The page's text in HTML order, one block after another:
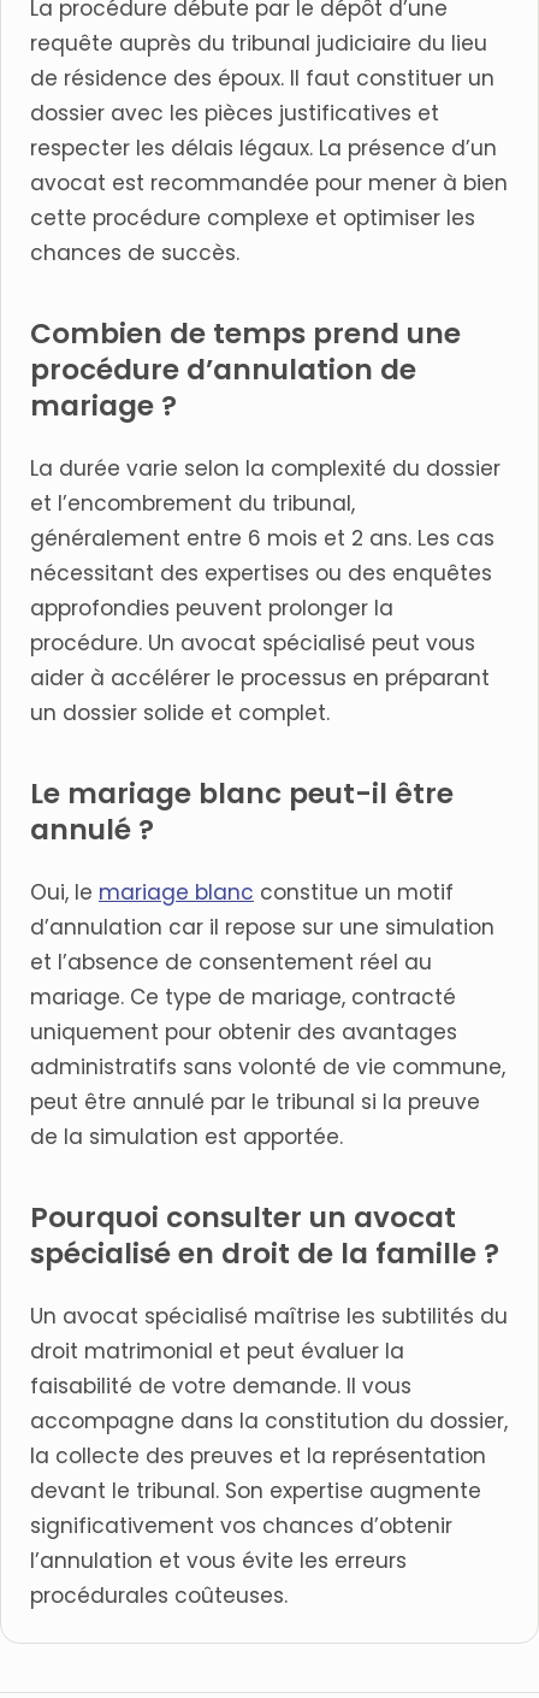
La procédure débute par le dépôt d’une
requête auprès du tribunal judiciaire du lieu
de résidence des époux. Il faut constituer un
dossier avec les pièces justificatives et
respecter les délais légaux. La présence d’un
avocat est recommandée pour mener à bien
cette procédure complexe et optimiser les
chances de succès.
Combien de temps prend une
procédure d’annulation de
mariage ?
La durée varie selon la complexité du dossier
et l’encombrement du tribunal,
généralement entre 6 mois et 2 ans. Les cas
nécessitant des expertises ou des enquêtes
approfondies peuvent prolonger la
procédure. Un avocat spécialisé peut vous
aider à accélérer le processus en préparant
un dossier solide et complet.
Le mariage blanc peut-il être
annulé ?
Oui, le mariage blanc constitue un motif
d’annulation car il repose sur une simulation
et l’absence de consentement réel au
mariage. Ce type de mariage, contracté
uniquement pour obtenir des avantages
administratifs sans volonté de vie commune,
peut être annulé par le tribunal si la preuve
de la simulation est apportée.
Pourquoi consulter un avocat
spécialisé en droit de la famille ?
Un avocat spécialisé maîtrise les subtilités du
droit matrimonial et peut évaluer la
faisabilité de votre demande. Il vous
accompagne dans la constitution du dossier,
la collecte des preuves et la représentation
devant le tribunal. Son expertise augmente
significativement vos chances d’obtenir
l’annulation et vous évite les erreurs
procédurales coûteuses.